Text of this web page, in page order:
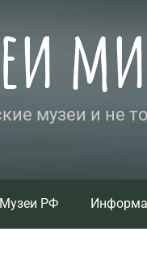
музеи и не
Музеи РФ